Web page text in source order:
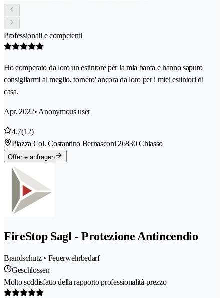
Professionali e competenti
Ho comperato da loro un estintore per la mia barca e hanno saputo
consigliarmi al meglio, tornero' ancora da loro per i miei estintori di
casa.
Apr. 2022• Anonymous user
4.7(12)
Piazza Col. Costantino Bernasconi 26830 Chiasso
Offerte anfragen
FireStop Sagl - Protezione Antincendio
Brandschutz • Feuerwehrbedarf
Geschlossen
Molto soddisfatto della rapporto professionalità-prezzo